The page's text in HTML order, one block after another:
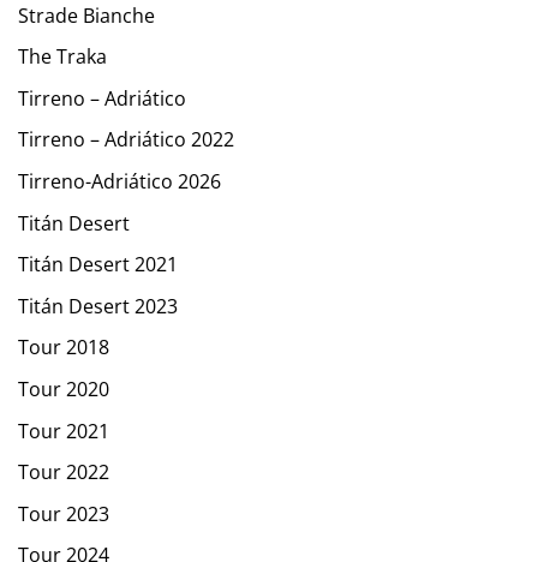
Strade Bianche
The Traka
Tirreno – Adriático
Tirreno – Adriático 2022
Tirreno-Adriático 2026
Titán Desert
Titán Desert 2021
Titán Desert 2023
Tour 2018
Tour 2020
Tour 2021
Tour 2022
Tour 2023
Tour 2024